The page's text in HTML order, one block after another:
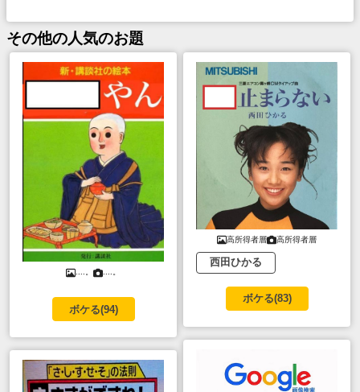
その他の人気のお題
....。 ....。
ボケる(94)
高所得者層 高所得者層
西田ひかる
ボケる(83)